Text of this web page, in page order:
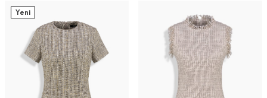
Yeni